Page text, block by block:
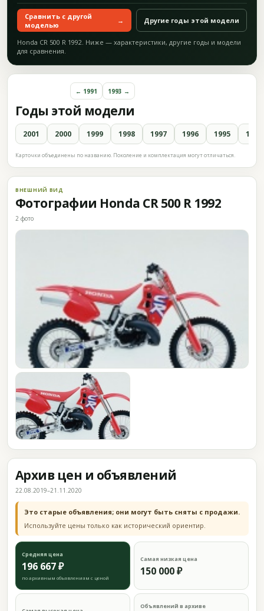
Сравнить с другой
моделью
→ Другие годы этой модели
Honda CR 500 R 1992. Ниже — характеристики, другие годы и модели
для сравнения.
Годы этой модели
← 1991 1993 →
2001 2000 1999 1998 1997 1996 1995 1994
Карточки объединены по названию. Поколение и комплектация могут отличаться.
ВНЕШНИЙ ВИД
Фотографии Honda CR 500 R 1992
2 фото
Архив цен и объявлений
22.08.2019–21.11.2020
Это старые объявления; они могут быть сняты с продажи.
Используйте цены только как исторический ориентир.
Средняя цена
196 667 ₽
по архивным объявлениям с ценой
Самая низкая цена
150 000 ₽
Объявлений в архиве